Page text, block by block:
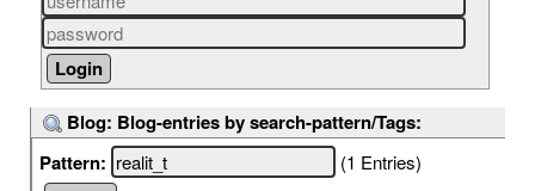
Blog: Blog-entries by search-pattern/Tags:
Pattern:
(1 Entries)